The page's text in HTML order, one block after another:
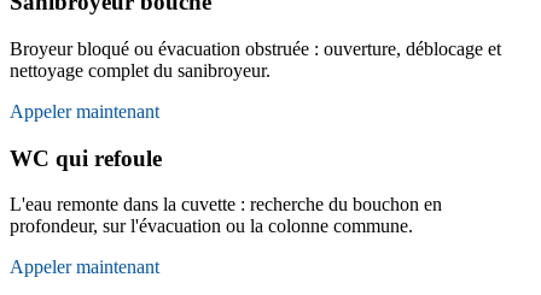
Broyeur bloqué ou évacuation obstruée : ouverture, déblocage et
nettoyage complet du sanibroyeur.
Appeler maintenant
WC qui refoule
L'eau remonte dans la cuvette : recherche du bouchon en
profondeur, sur l'évacuation ou la colonne commune.
Appeler maintenant